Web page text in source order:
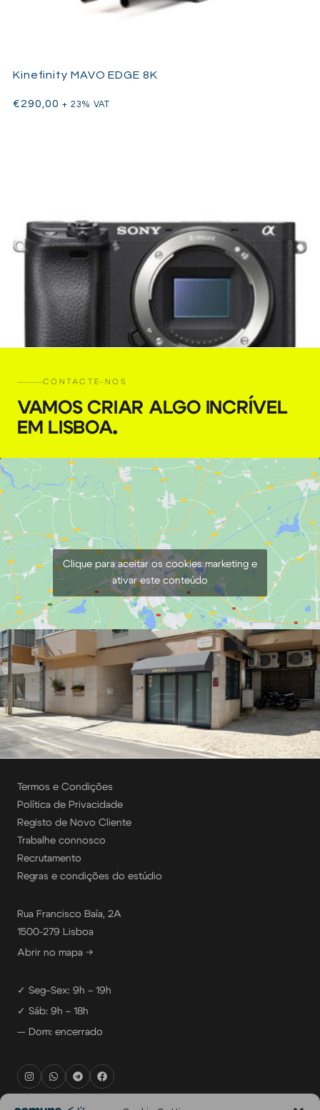
Kinefinity MAVO EDGE 8K
€290,00 + 23% VAT
Sony a6300
€30,00 + 23% VAT
CONTACTE-NOS
VAMOS CRIAR ALGO INCRÍVEL
EM LISBOA.
Clique para aceitar os cookies marketing e
ativar este conteúdo
Termos e Condições
Política de Privacidade
Registo de Novo Cliente
Trabalhe connosco
Recrutamento
Regras e condições do estúdio
Rua Francisco Baía, 2A
1500-279 Lisboa
Abrir no mapa →
✓ Seg–Sex: 9h – 19h
✓ Sáb: 9h – 18h
— Dom: encerrado